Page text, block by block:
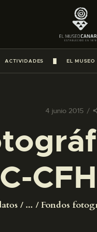
ACTIVIDADES EL MUSEO
4 junio 2015
... Fondos
LA VISITA